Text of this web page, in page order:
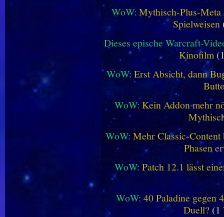
WoW: Mythisch-Plus-Meta
Spielweisen
Dieses epische Warcraft-
Kinofilm
WoW: Erst Absicht, dann
WoW: Kein Addon mehr
WoW: Mehr Classic-
Phasen
WoW: Patch 12.1 lässt
WoW: 40 Paladine gegen
Duell? (1